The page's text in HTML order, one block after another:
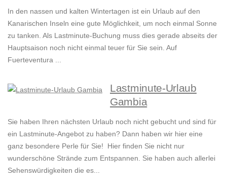
In den nassen und kalten Wintertagen ist ein Urlaub auf den
Kanarischen Inseln eine gute Möglichkeit, um noch einmal Sonne
zu tanken. Als Lastminute-Buchung muss dies gerade abseits der
Hauptsaison noch nicht einmal teuer für Sie sein. Auf
Fuerteventura ...
Lastminute-Urlaub
Gambia
Sie haben Ihren nächsten Urlaub noch nicht gebucht und sind für
ein Lastminute-Angebot zu haben? Dann haben wir hier eine
ganz besondere Perle für Sie! Hier finden Sie nicht nur
wunderschöne Strände zum Entspannen. Sie haben auch allerlei
Sehenswürdigkeiten die es...